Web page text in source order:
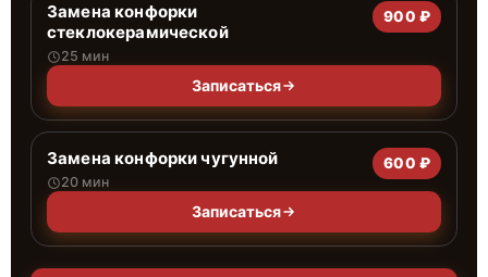
Замена конфорки
стеклокерамической
25 мин
900 ₽
Записаться
Замена конфорки чугунной
20 мин
600 ₽
Записаться